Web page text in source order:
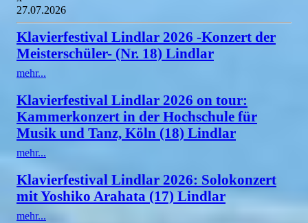
27.07.2026
Klavierfestival Lindlar 2026 -Konzert der
Meisterschüler- (Nr. 18) Lindlar
mehr...
Klavierfestival Lindlar 2026 on tour:
Kammerkonzert in der Hochschule für
Musik und Tanz, Köln (18) Lindlar
mehr...
Klavierfestival Lindlar 2026: Solokonzert
mit Yoshiko Arahata (17) Lindlar
mehr...